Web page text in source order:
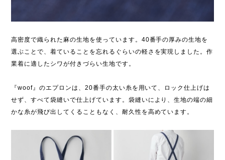
高密度で織られた麻の生地を使っています。40番手の厚みの生地を
選ぶことで、着ていることを忘れるぐらいの軽さを実現しました。作
業着に適したシワが付きづらい生地です。
『woof』のエプロンは、20番手の太い糸を用いて、ロック仕上げは
せず、すべて袋縫いで仕上げています。袋縫いにより、生地の端の細
かな糸が飛び出してくることもなく、耐久性を高めています。